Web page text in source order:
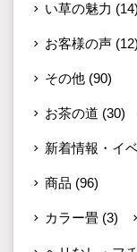
い草の魅力 (14)
お客様の声 (12)
その他 (90)
お茶の道 (30)
新着情報・イ
商品 (96)
カラー畳 (3)